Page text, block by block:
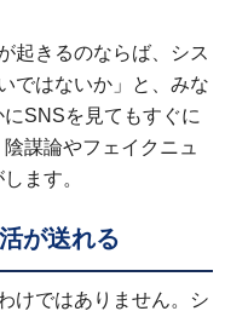
起きるのならば、シス
ではないか」と、みな
SNSを見てもすぐに
謀論やフェイクニュ
ます。
が送れる
けではありません。シ